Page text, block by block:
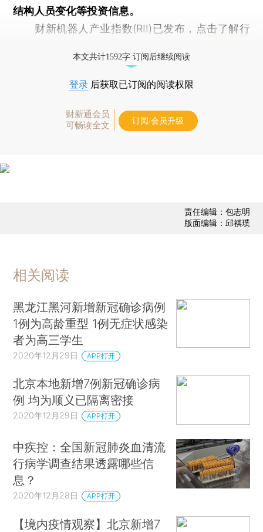
结构人员变化等投资信息。
财新机器人产业指数(RII)已发布， 点击了解行
本文共计1592字 订阅后继续阅读
登录 后获取已订阅的阅读权限
财新通会员
可畅读全文
订阅/会员升级
责任编辑：包志明
版面编辑：邱祺璞
相关阅读
黑龙江黑河新增新冠确诊病例
1例为高龄重型 1例无症状感染
者为高三学生
2020年12月29日 APP打开
北京本地新增7例新冠确诊病
例 均为顺义已隔离密接
2020年12月29日 APP打开
中疾控：全国新冠肺炎血清流
行病学调查结果透露哪些信
息？
2020年12月28日 APP打开
【境内疫情观察】北京新增7